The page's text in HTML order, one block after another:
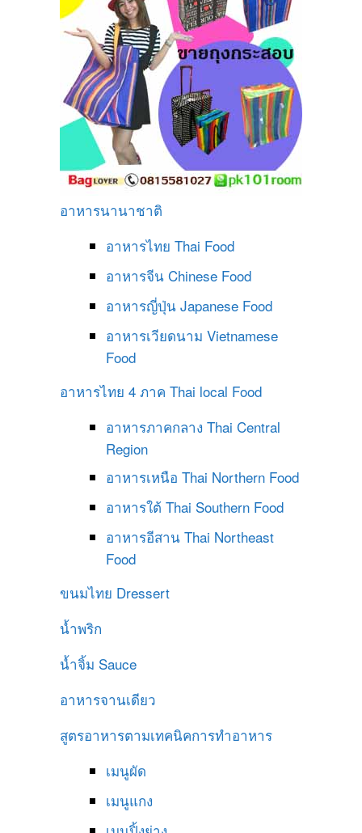
อาหารนานาชาติ
อาหารไทย Thai Food
อาหารจีน Chinese Food
อาหารญี่ปุ่น Japanese Food
อาหารเวียดนาม Vietnamese
Food
อาหารไทย 4 ภาค Thai local Food
อาหารภาคกลาง Thai Central
Region
อาหารเหนือ Thai Northern Food
อาหารใต้ Thai Southern Food
อาหารอีสาน Thai Northeast
Food
ขนมไทย Dressert
น้ำพริก
น้ำจิ้ม Sauce
อาหารจานเดียว
สูตรอาหารตามเทคนิคการทำอาหาร
เมนูผัด
เมนูแกง